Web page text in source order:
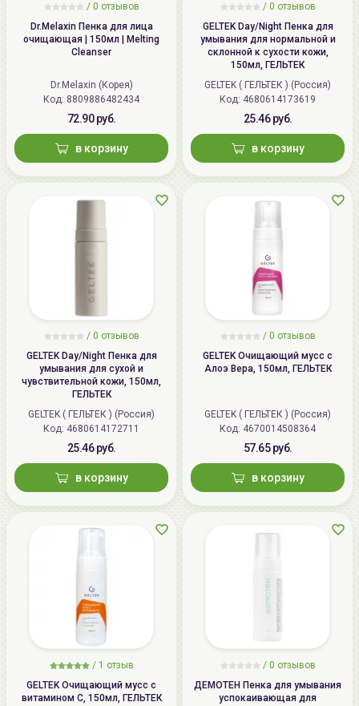
/ 0 отзывов
Dr.Melaxin Пенка для лица
очищающая | 150мл | Melting
Cleanser
Dr.Melaxin (Корея)
Код: 8809886482434
72.90 руб.
в корзину
/ 0 отзывов
GELTEK Day/Night Пенка для
умывания для нормальной и
склонной к сухости кожи,
150мл, ГЕЛЬТЕК
GELTEK ( ГЕЛЬТЕК ) (Россия)
Код: 4680614173619
25.46 руб.
в корзину
/ 0 отзывов
GELTEK Day/Night Пенка для
умывания для сухой и
чувствительной кожи, 150мл,
ГЕЛЬТЕК
GELTEK ( ГЕЛЬТЕК ) (Россия)
Код: 4680614172711
25.46 руб.
в корзину
/ 0 отзывов
GELTEK Очищающий мусс с
Алоэ Вера, 150мл, ГЕЛЬТЕК
GELTEK ( ГЕЛЬТЕК ) (Россия)
Код: 4670014508364
57.65 руб.
в корзину
/ 1 отзыв
GELTEK Очищающий мусс с
витамином C, 150мл, ГЕЛЬТЕК
/ 0 отзывов
ДЕМОТЕН Пенка для умывания
успокаивающая для